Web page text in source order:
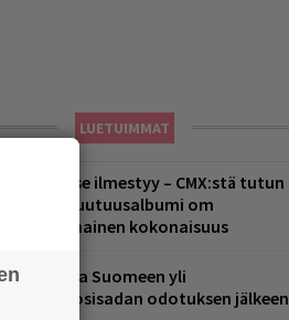
LUETUIMMAT
se ilmestyy – CMX:stä tutun
Yrjänän uutuusalbumi om
kokonaisuus
palaa Suomeen yli
odotuksen jälkeen